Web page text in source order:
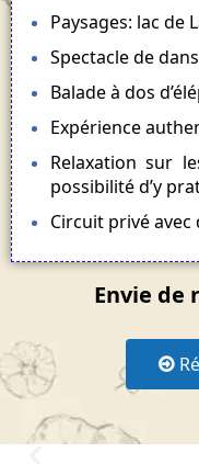
Paysages: lac de
Spectacle de
Balade à dos
Expérience
Relaxation sur
possibilité d’y
Circuit privé
Envie de